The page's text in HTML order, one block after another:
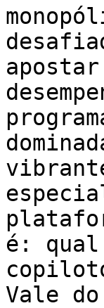
apostar
é:
Vale